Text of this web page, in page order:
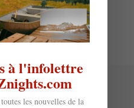
à l'infolettre
les nouvelles de la